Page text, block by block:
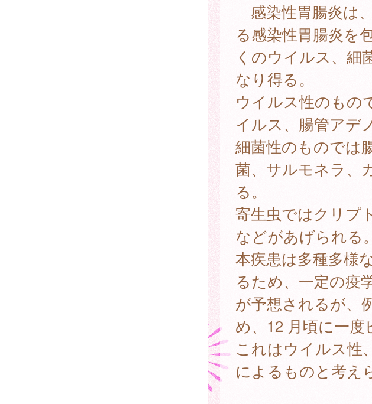
感染性胃腸炎は
る感染性胃腸炎を
くのウイルス、細
なり得る。
ウイルス性のもの
イルス、腸管アデ
細菌性のものでは
菌、サルモネラ、
る。
寄生虫ではクリプ
などがあげられる。
本疾患は多種多様
るため、一定の疫
が予想されるが、
め、12 月頃に一度
これはウイルス性
によるものと考え